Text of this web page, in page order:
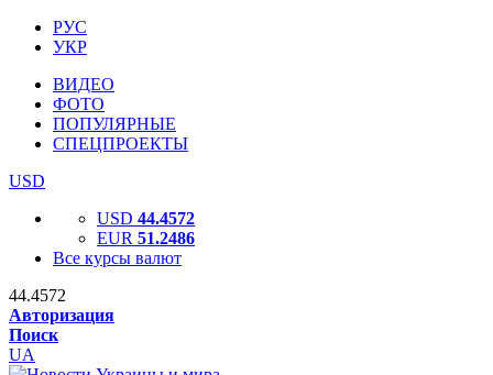
РУС
УКР
ВИДЕО
ФОТО
ПОПУЛЯРНЫЕ
СПЕЦПРОЕКТЫ
USD
USD 44.4572
EUR 51.2486
Все курсы валют
44.4572
Авторизация
Поиск
UA